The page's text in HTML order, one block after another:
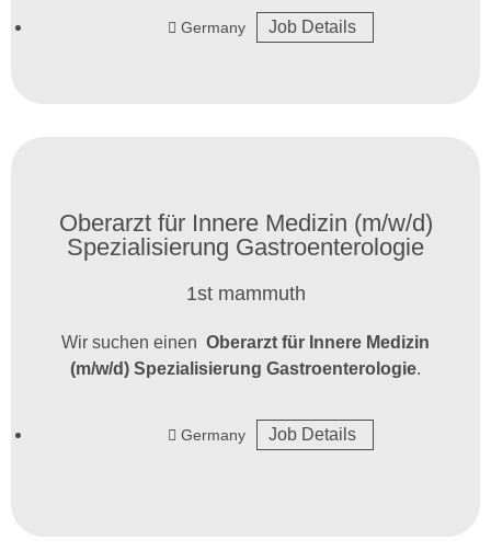
Germany Job Details
Oberarzt für Innere Medizin (m/w/d)
Spezialisierung Gastroenterologie
1st mammuth
Wir suchen einen Oberarzt für Innere Medizin
(m/w/d) Spezialisierung Gastroenterologie.
Germany Job Details